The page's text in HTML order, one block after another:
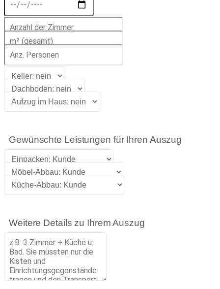
Gewünschte Leistungen für Ihren Auszug
Weitere Details zu Ihrem Auszug